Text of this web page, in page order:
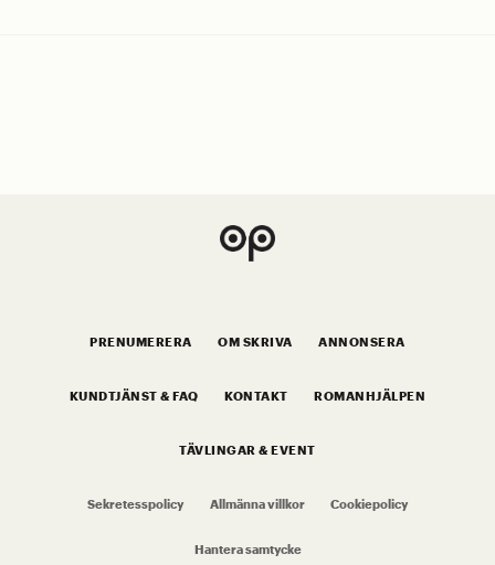
PRENUMERERA OM SKRIVA ANNONSERA
KUNDTJÄNST & FAQ KONTAKT ROMANHJÄLPEN
TÄVLINGAR & EVENT
Sekretesspolicy Allmänna villkor Cookiepolicy
Hantera samtycke